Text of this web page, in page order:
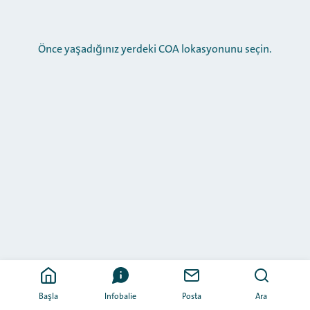
Başla Infobalie Posta Ara
Önce yaşadığınız yerdeki COA lokasyonunu seçin.